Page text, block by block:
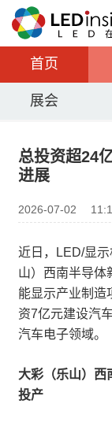
首页
展会
总投资超24
进展
2026-07-02
近日，LED/显
山）西南半导体
能显示产业制造
资7亿元建设汽
汽车电子领域。
大彩（乐山）西
投产